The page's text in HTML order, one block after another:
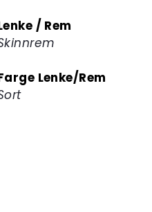
/ Rem
Lenke/Rem